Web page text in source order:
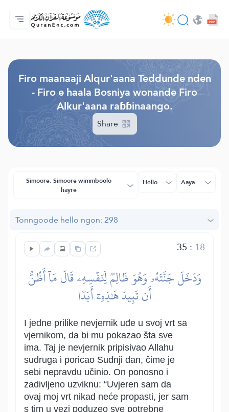
Jaɓɓorgo
Loowdi firooji ɗi
Audio
Golleeji topayɓe ( heyɗintinooɓe) ɓen - API
Fii eɓɓoore nde
Humpo'ndir e amen
Ɗemngal
Firo maanaaji Alqur'aana Teddunde nden
- Firo e haala Bosniya wonande Firo
Alkur'aana raɓɓinaango.
Share
Simoore. Simoore wimmboolo
hayre
Hello Aaya.
Tonngoode hello ngon: 298
35 : 18
وَدَخَلَ جَنَّتَهُۥ وَهُوَ ظَالِمٞ لِّنَفۡسِهِۦ قَالَ مَآ أَظُنُّ
أَن تَبِيدَ هَٰذِهِۦٓ أَبَدٗا
I jedne prilike nevjernik uđe u svoj vrt sa
vjernikom, da bi mu pokazao šta sve
ima. Taj je nevjernik pripisivao Allahu
sudruga i poricao Sudnji dan, čime je
sebi nepravdu učinio. On ponosno i
zadivljeno uzviknu: “Uvjeren sam da
ovaj moj vrt nikad neće propasti, jer sam
s tim u vezi poduzeo sve potrebne